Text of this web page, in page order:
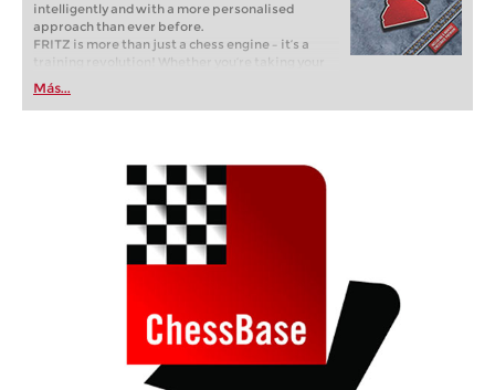
intelligently and with a more personalised
approach than ever before.
FRITZ is more than just a chess engine – it’s a
training revolution! Whether you’re taking your
first steps into the world of club chess, or already
playing at a tournament level: with FRITZ, you can
train more efficiently, intelligently and with a
Más...